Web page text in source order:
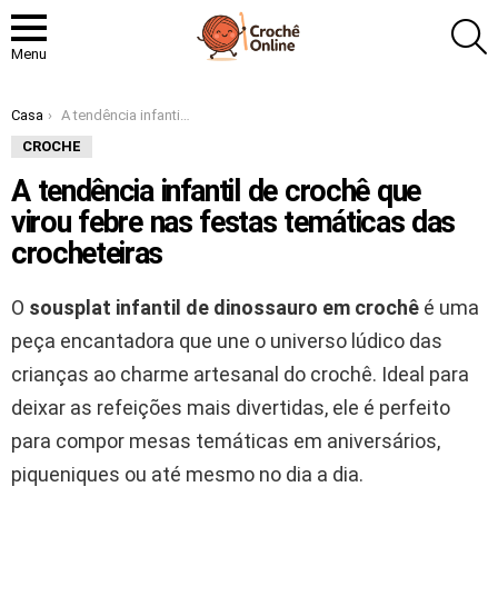
Menu
Você está aqui:
Casa
A tendência infantil de crochê que virou febre nas festas temáticas das crocheteiras
CROCHE
A tendência infantil de crochê que
virou febre nas festas temáticas das
crocheteiras
O sousplat infantil de dinossauro em crochê é uma
peça encantadora que une o universo lúdico das
crianças ao charme artesanal do crochê. Ideal para
deixar as refeições mais divertidas, ele é perfeito
para compor mesas temáticas em aniversários,
piqueniques ou até mesmo no dia a dia.